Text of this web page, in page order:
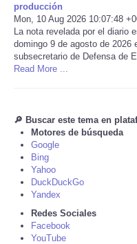
Salud
Tecnologia
CATEGORIES
CARTOONS
CONTACT
SEARCH
producción
Mon, 10 Aug 2026 10:07:48
La nota revelada por el diario
domingo 9 de agosto de 2026
subsecretario de Defensa de
Read More ...
🔎 Buscar este tema en
Motores de búsqueda
Google
Bing
Yahoo
DuckDuckGo
Yandex
Redes Sociales
Facebook
YouTube